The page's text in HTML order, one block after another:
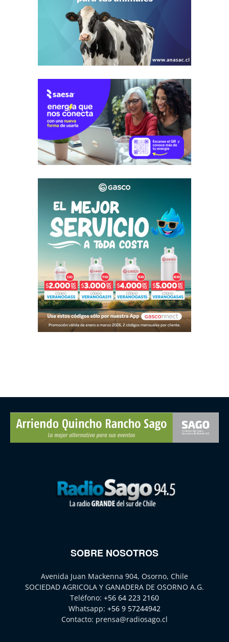
SOBRE NOSOTROS
Avenida Juan Mackenna 904, Osorno, Chile
SOCIEDAD AGRICOLA Y GANADERA DE OSORNO A.G.
Teléfono: +56 64 223 2160
Whatsapp: +56 9 57244942
Contacto: prensa@radiosago.cl